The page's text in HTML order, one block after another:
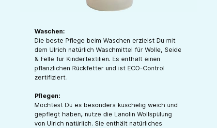
Waschen:
Die beste Pflege beim Waschen erzielst Du mit
dem Ulrich natürlich Waschmittel für Wolle, Seide
& Felle für Kindertextilien. Es enthält einen
pflanzlichen Rückfetter und ist ECO-Control
zertifiziert.
Pflegen:
Möchtest Du es besonders kuschelig weich und
gepflegt haben, nutze die Lanolin Wollspülung
von Ulrich natürlich. Sie enthält natürliches